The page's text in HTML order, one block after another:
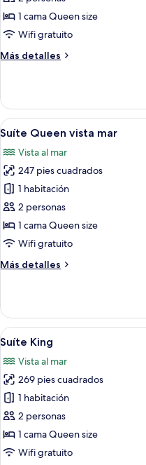
junior1 cama Queen size
Wifi gratuito
Más detalles
Más
junior
Abrir
todas
las
fotos
de
Suíte
Queen
vista
5
Suíte Queen vista mar
Vista al mar
247 pies cuadrados
1 habitación
2 personas
1 cama Queen size
Wifi gratuito
Más detalles
Más
Queen
vista
mar
Abrir
todas
las
fotos
de
Suíte
King
5
Suíte King
Vista al mar
269 pies cuadrados
1 habitación
2 personas
1 cama Queen size
Wifi gratuito